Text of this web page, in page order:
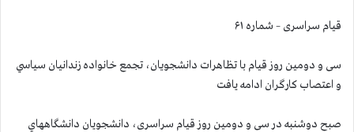
قيام سراسری – شماره ۶۱
سی و دومین روز قیام با تظاهرات دانشجويان، تجمع خانواده زندانيان سياسي
و اعتصاب كارگران ادامه يافت
صبح دوشنبه در سی و دومین روز قیام سراسری،‌ دانشجویان دانشگاههاي